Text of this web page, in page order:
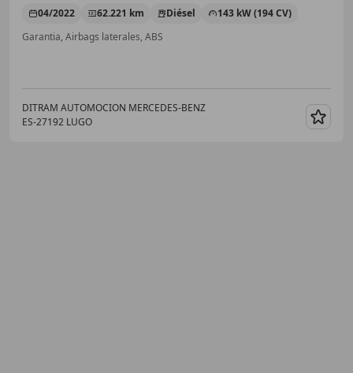
04/2022 62.221 km Diésel
143 kW (194 CV)
Garantia, Airbags laterales, ABS
DITRAM AUTOMOCION MERCEDES-BENZ
ES-27192 LUGO